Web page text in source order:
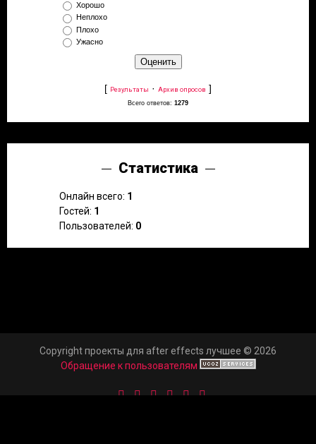
Хорошо
Неплохо
Плохо
Ужасно
[ Результаты · Архив опросов ]
Всего ответов: 1279
Статистика
Онлайн всего: 1
Гостей: 1
Пользователей: 0
Copyright проекты для after effects лучшее © 2026
Обращение к пользователям